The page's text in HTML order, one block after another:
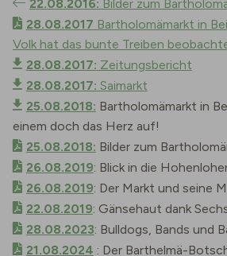
22.08.2016: Bilder zum
28.08.2017 Bartholomämarkt in
Volk hat das bunte Treiben
28.08.2017: Zeitungsbericht
28.08.2017: Saimarkt
25.08.2018: Bartholomämarkt in
einem doch das Herz auf!
25.08.2018: Bilder zum
26.08.2019: Blick in die
26.08.2019: Der Markt und seine
22.08.2019: Gänsehaut dank
28.08.2023: Bulldogs, Bands und
21.08.2024 : Der Barthelmä-